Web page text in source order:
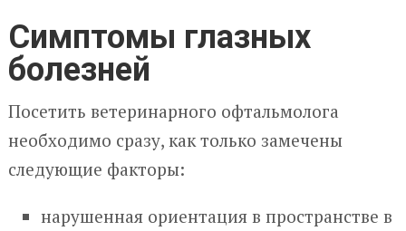
Симптомы глазных
болезней
Посетить ветеринарного офтальмолога
необходимо сразу, как только замечены
следующие факторы:
нарушенная ориентация в пространстве в